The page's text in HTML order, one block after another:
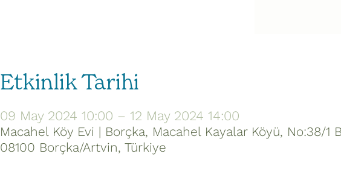
Etkinlik Tarihi
09 May 2024 10:00 – 12 May 2024 14:00
Macahel Köy Evi | Borçka, Macahel Kayalar Köyü, No:38/1
08100 Borçka/Artvin, Türkiye